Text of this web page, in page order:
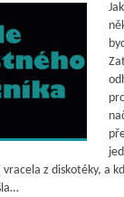
vracela z diskotéky, a